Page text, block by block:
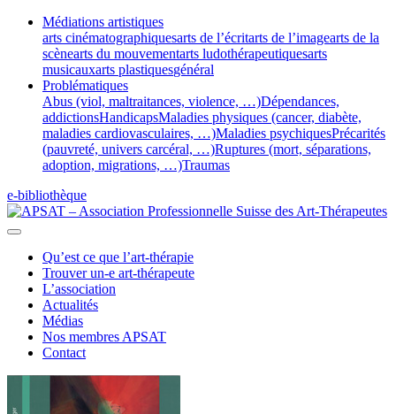
Médiations artistiques
arts cinématographiquesarts de l’écritarts de l’imagearts de la
scènearts du mouvementarts ludothérapeutiquesarts
musicauxarts plastiquesgénéral
Problématiques
Abus (viol, maltraitances, violence, …)Dépendances,
addictionsHandicapsMaladies physiques (cancer, diabète,
maladies cardiovasculaires, …)Maladies psychiquesPrécarités
(pauvreté, univers carcéral, …)Ruptures (mort, séparations,
adoption, migrations, …)Traumas
e-bibliothèque
Qu’est ce que l’art-thérapie
Trouver un-e art-thérapeute
L’association
Actualités
Médias
Nos membres APSAT
Contact